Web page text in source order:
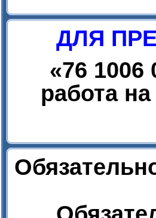
ДЛЯ
«76 1006
работа